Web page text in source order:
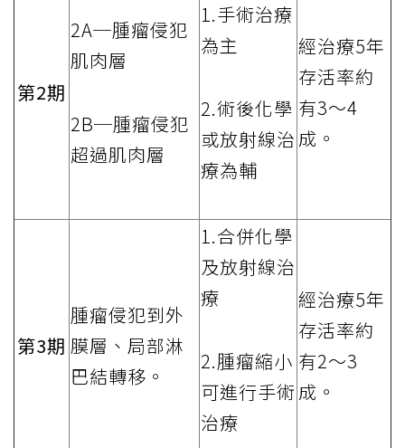
第2期
2A─腫瘤侵犯
肌肉層
2B─腫瘤侵犯
超過肌肉層
1.手術治療
為主
2.術後化學
或放射線治
療為輔
經治療5年
存活率約
有3～4
成。
第3期
腫瘤侵犯到外
膜層、局部淋
巴結轉移。
1.合併化學
及放射線治
療
2.腫瘤縮小
可進行手術
治療
經治療5年
存活率約
有2～3
成。